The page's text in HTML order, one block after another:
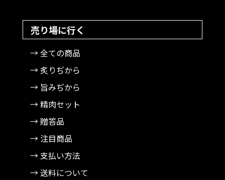
売り場に行く
→ 全ての商品
→ 炙りぢから
→ 旨みぢから
→ 精肉セット
→ 贈答品
→ 注目商品
→ 支払い方法
→ 送料について